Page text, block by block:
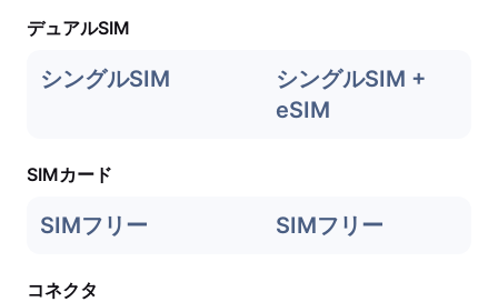
デュアルSIM
シングルSIM
シングルSIM +
eSIM
SIMカード
SIMフリー SIMフリー
コネクタ